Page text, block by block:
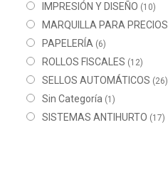
IMPRESIÓN Y DISEÑO (10)
MARQUILLA PARA PRECIOS
PAPELERÍA (6)
ROLLOS FISCALES (12)
SELLOS AUTOMÁTICOS (26)
Sin Categoría (1)
SISTEMAS ANTIHURTO (17)